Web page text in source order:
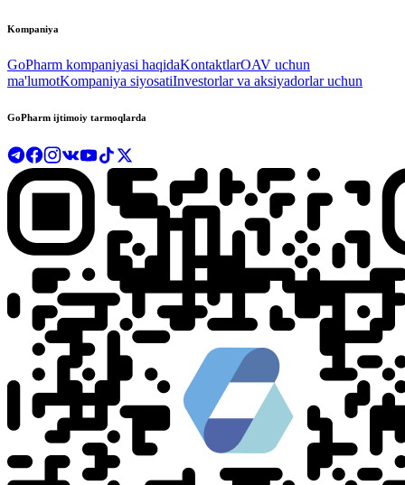
Kompaniya
GoPharm kompaniyasi haqidaKontaktlarOAV uchun
ma'lumotKompaniya siyosatiInvestorlar va aksiyadorlar uchun
GoPharm ijtimoiy tarmoqlarda